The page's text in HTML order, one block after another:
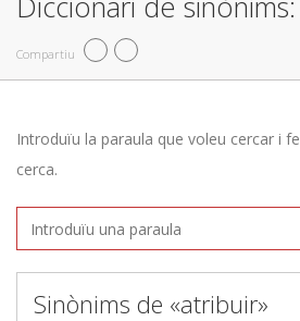
Compartiu
Introduïu la paraula que voleu cercar i
cerca.
Sinònims de «atribuir»